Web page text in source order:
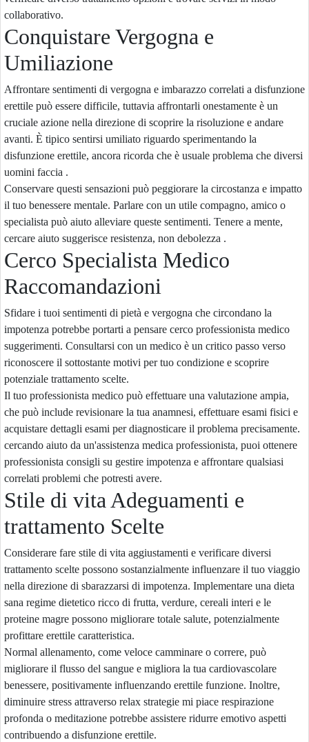
collaborativo.
Conquistare Vergogna e
Umiliazione
Affrontare sentimenti di vergogna e imbarazzo correlati a disfunzione
erettile può essere difficile, tuttavia affrontarli onestamente è un
cruciale azione nella direzione di scoprire la risoluzione e andare
avanti. È tipico sentirsi umiliato riguardo sperimentando la
disfunzione erettile, ancora ricorda che è usuale problema che diversi
uomini faccia .
Conservare questi sensazioni può peggiorare la circostanza e impatto
il tuo benessere mentale. Parlare con un utile compagno, amico o
specialista può aiuto alleviare queste sentimenti. Tenere a mente,
cercare aiuto suggerisce resistenza, non debolezza .
Cerco Specialista Medico
Raccomandazioni
Sfidare i tuoi sentimenti di pietà e vergogna che circondano la
impotenza potrebbe portarti a pensare cerco professionista medico
suggerimenti. Consultarsi con un medico è un critico passo verso
riconoscere il sottostante motivi per tuo condizione e scoprire
potenziale trattamento scelte.
Il tuo professionista medico può effettuare una valutazione ampia,
che può include revisionare la tua anamnesi, effettuare esami fisici e
acquistare dettagli esami per diagnosticare il problema precisamente.
cercando aiuto da un'assistenza medica professionista, puoi ottenere
professionista consigli su gestire impotenza e affrontare qualsiasi
correlati problemi che potresti avere.
Stile di vita Adeguamenti e
trattamento Scelte
Considerare fare stile di vita aggiustamenti e verificare diversi
trattamento scelte possono sostanzialmente influenzare il tuo viaggio
nella direzione di sbarazzarsi di impotenza. Implementare una dieta
sana regime dietetico ricco di frutta, verdure, cereali interi e le
proteine magre possono migliorare totale salute, potenzialmente
profittare erettile caratteristica.
Normal allenamento, come veloce camminare o correre, può
migliorare il flusso del sangue e migliora la tua cardiovascolare
benessere, positivamente influenzando erettile funzione. Inoltre,
diminuire stress attraverso relax strategie mi piace respirazione
profonda o meditazione potrebbe assistere ridurre emotivo aspetti
contribuendo a disfunzione erettile.